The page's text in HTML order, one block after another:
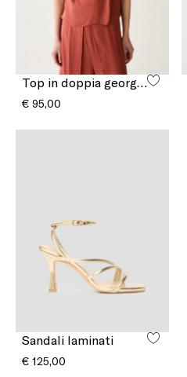
€ 95,00
Sandali laminati
€ 125,00